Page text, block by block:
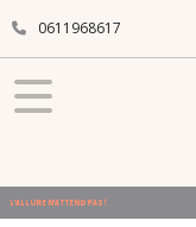
0611968617
L'ALLURE N'ATTEND PAS !